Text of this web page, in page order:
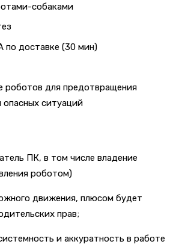
собаками
по доставке (30 мин)
роботов для предотвращения
опасных ситуаций
ПК, в том числе владение
роботом)
движения, плюсом будет
прав;
и аккуратность в работе